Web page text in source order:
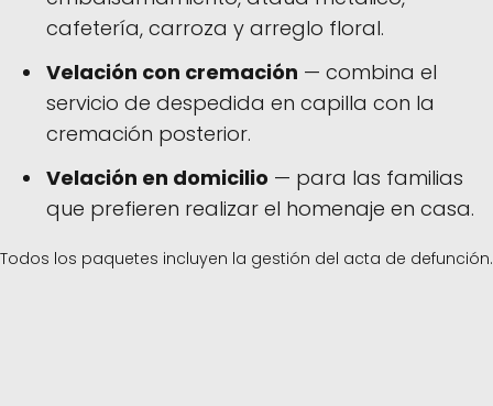
cafetería, carroza y arreglo floral.
Velación con cremación — combina el
servicio de despedida en capilla con la
cremación posterior.
Velación en domicilio — para las familias
que prefieren realizar el homenaje en casa.
Todos los paquetes incluyen la gestión del acta de defunción.